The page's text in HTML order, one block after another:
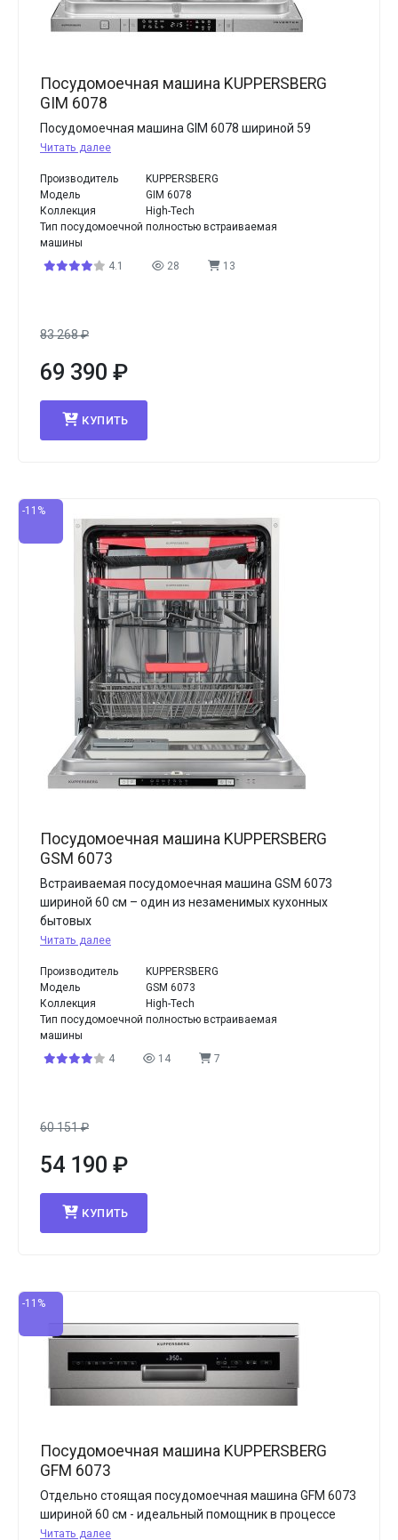
Посудомоечная машина KUPPERSBERG
GIM 6078
Посудомоечная машина GIM 6078 шириной 59
Читать далее
Производитель
KUPPERSBERG
Модель
GIM 6078
Коллекция
High-Tech
Тип посудомоечной
машины
полностью встраиваемая
4.1 28 13
83 268₽
69 390 ₽
КУПИТЬ
-11%
Посудомоечная машина KUPPERSBERG
GSM 6073
Встраиваемая посудомоечная машина GSM 6073
шириной 60 см – один из незаменимых кухонных
бытовых
Читать далее
Производитель
KUPPERSBERG
Модель
GSM 6073
Коллекция
High-Tech
Тип посудомоечной
машины
полностью встраиваемая
4 14 7
60 151₽
54 190 ₽
КУПИТЬ
-11%
Посудомоечная машина KUPPERSBERG
GFM 6073
Отдельно стоящая посудомоечная машина GFM 6073
шириной 60 см - идеальный помощник в процессе
Читать далее